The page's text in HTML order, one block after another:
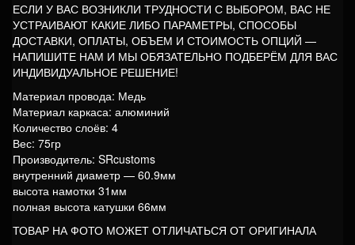
ЕСЛИ У ВАС ВОЗНИКЛИ ТРУДНОСТИ С ВЫБОРОМ, ВАС НЕ
УСТРАИВАЮТ КАКИЕ ЛИБО ПАРАМЕТРЫ, СПОСОБЫ
ДОСТАВКИ, ОПЛАТЫ, ОБЪЕМ И СТОИМОСТЬ ОПЦИЙ —
НАПИШИТЕ НАМ И МЫ ОБЯЗАТЕЛЬНО ПОДБЕРЁМ ДЛЯ ВАС
ИНДИВИДУАЛЬНОЕ РЕШЕНИЕ!
Материал провода: Медь
Материал каркаса: алюминий
Количество слоёв: 4
Вес: 75гр
Производитель: SRcustoms
внутренний диаметр — 60.9мм
высота намотки 31мм
полная высота катушки 66мм
ТОВАР НА ФОТО МОЖЕТ ОТЛИЧАТЬСЯ ОТ ОРИГИНАЛА